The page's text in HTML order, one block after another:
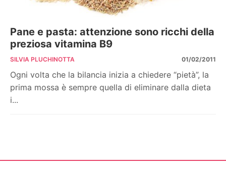
Pane e pasta: attenzione sono ricchi della
preziosa vitamina B9
SILVIA PLUCHINOTTA 01/02/2011
Ogni volta che la bilancia inizia a chiedere “pietà”, la
prima mossa è sempre quella di eliminare dalla dieta
i...